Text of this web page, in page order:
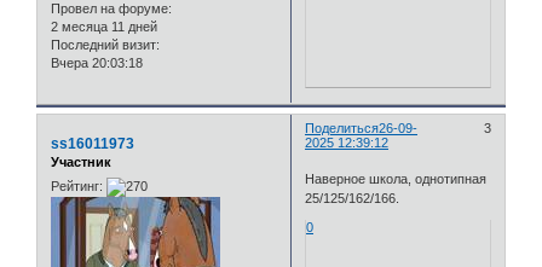
Провел на форуме:
2 месяца 11 дней
Последний визит:
Вчера 20:03:18
Поделиться 3
26-09-
2025 12:39:12
ss16011973
Участник
Рейтинг:
Наверное школа, однотипная
25/125/162/166.
0